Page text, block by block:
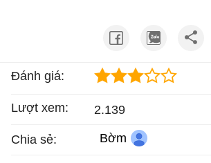
Đánh giá:
Lượt xem: 2.139
Chia sẻ: Bờm